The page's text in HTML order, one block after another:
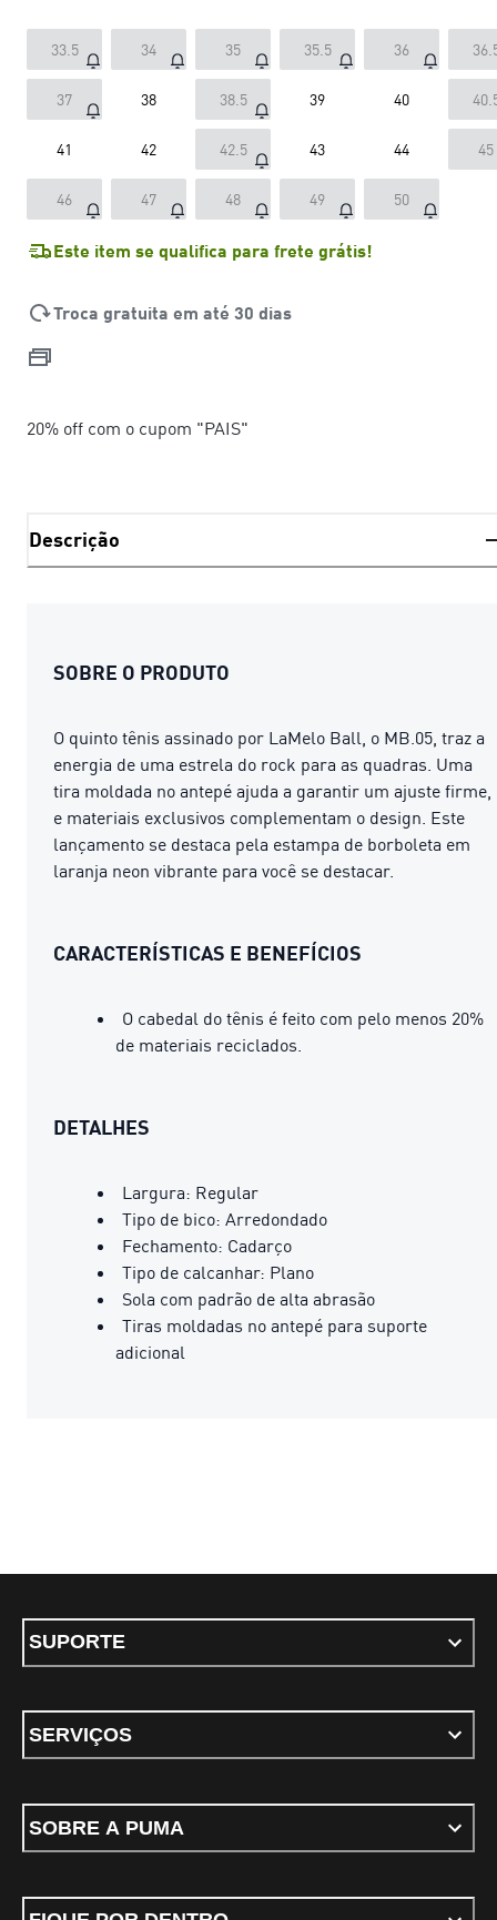
33.5 34 35 35.5 36
37 38 38.5 39 40
41 42 42.5 43 44 45
46 47 48 49 50
Este item se qualifica para frete grátis!
Troca gratuita em até 30 dias
20% off com o cupom "PAIS"
Descrição
SOBRE O PRODUTO
O quinto tênis assinado por LaMelo Ball, o MB.05, traz a
energia de uma estrela do rock para as quadras. Uma
tira moldada no antepé ajuda a garantir um ajuste firme,
e materiais exclusivos complementam o design. Este
lançamento se destaca pela estampa de borboleta em
laranja neon vibrante para você se destacar.
CARACTERÍSTICAS E BENEFÍCIOS
O cabedal do tênis é feito com pelo menos 20%
de materiais reciclados.
DETALHES
Largura: Regular
Tipo de bico: Arredondado
Fechamento: Cadarço
Tipo de calcanhar: Plano
Sola com padrão de alta abrasão
Tiras moldadas no antepé para suporte
adicional
SUPORTE
SERVIÇOS
SOBRE A PUMA